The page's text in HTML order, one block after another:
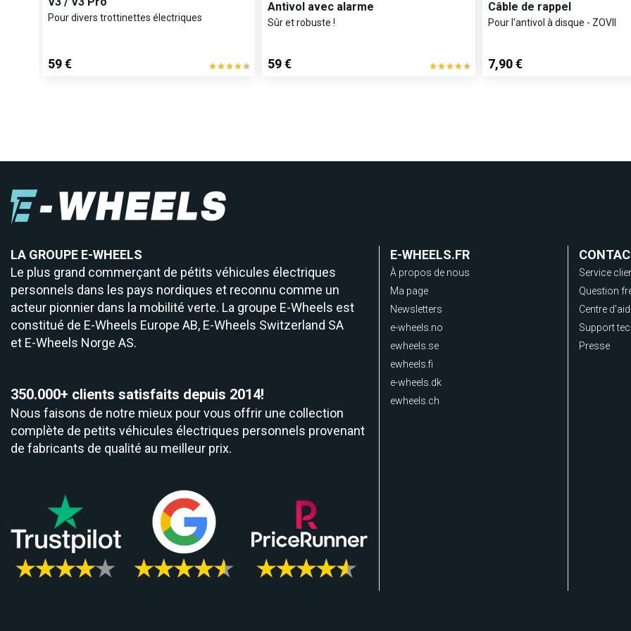
Pour divers trottinettes électriques
59 €
Antivol avec alarme
Sûr et robuste !
59 €
Câble de rappel
Pour l'antivol à disque - ZOVII
7,90 €
LA GROUPE E-WHEELS
Le plus grand commerçant de pétits véhicules électriques
personnels dans les pays nordiques et reconnu comme un
acteur pionnier dans la mobilité verte. La groupe E-Wheels est
constitué de E-Wheels Europe AB, E­-Wheels Switzerland SA
et E-Wheels Norge AS.
350.000+ clients satisfaits depuis 2014!
Nous faisons de notre mieux pour vous offrir une collection
complète de petits véhicules électriques personnels provenant
de fabricants de qualité au meilleur prix.
E-WHEELS.FR
À propos de nous
Ma page
Newsletters
e-wheels.no
ewheels.se
ewheels.fi
e-wheels.dk
ewheels.ch
Service
Question
Centre
Support
Presse